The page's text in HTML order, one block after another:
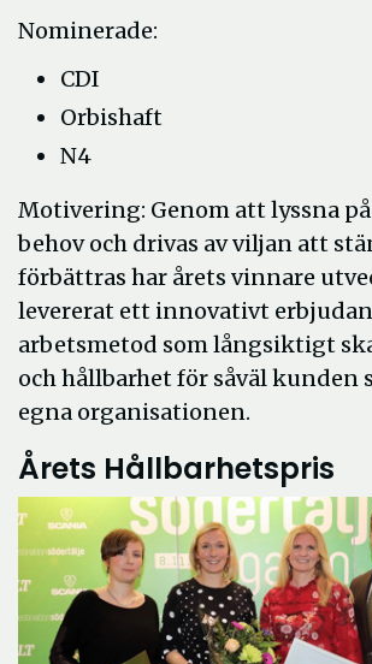
Nominerade:
CDI
Orbishaft
N4
Motivering: Genom att lyssna
behov och drivas av viljan att
förbättras har årets vinnare
levererat ett innovativt
arbetsmetod som långsiktigt
och hållbarhet för såväl kunden
egna organisationen.
Årets Hållbarhetspris